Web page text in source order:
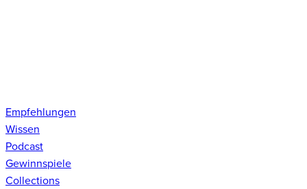
Empfehlungen
Wissen
Podcast
Gewinnspiele
Collections